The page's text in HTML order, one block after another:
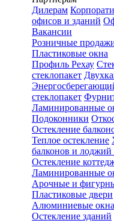
Дилерам
офисов и зданий
Вакансии
Розничные
Пластиковые окна
Профиль Рехау
стеклопакет
стеклопакет
Ламинированные
Подоконники
Остекление
Теплое остекление
балконов и
Остекление
Ламинированные
Арочные и
Пластиковые двери
Алюминиевые
Остекление зданий